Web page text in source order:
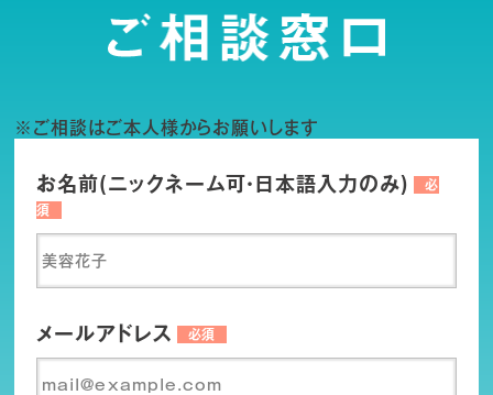
※ご相談はご本人様からお願いします
お名前(ニックネーム可・日本語入力のみ)
必
須
メールアドレス 必須